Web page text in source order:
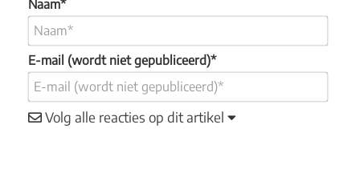
Naam*
E-mail (wordt niet gepubliceerd)*
Volg alle reacties op dit artikel